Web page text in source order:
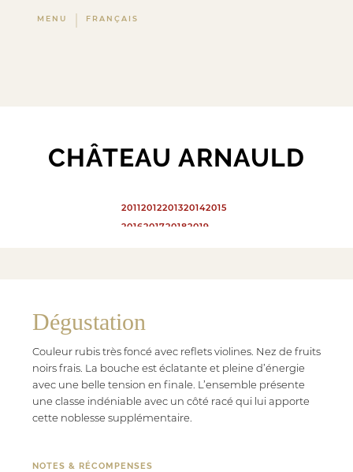
MENU FRANÇAIS
CHÂTEAU ARNAULD
20112012201320142015
2016201720182019
Dégustation
Couleur rubis très foncé avec reflets violines. Nez de fruits
noirs frais. La bouche est éclatante et pleine d’énergie
avec une belle tension en finale. L’ensemble présente
une classe indéniable avec un côté racé qui lui apporte
cette noblesse supplémentaire.
NOTES & RÉCOMPENSES